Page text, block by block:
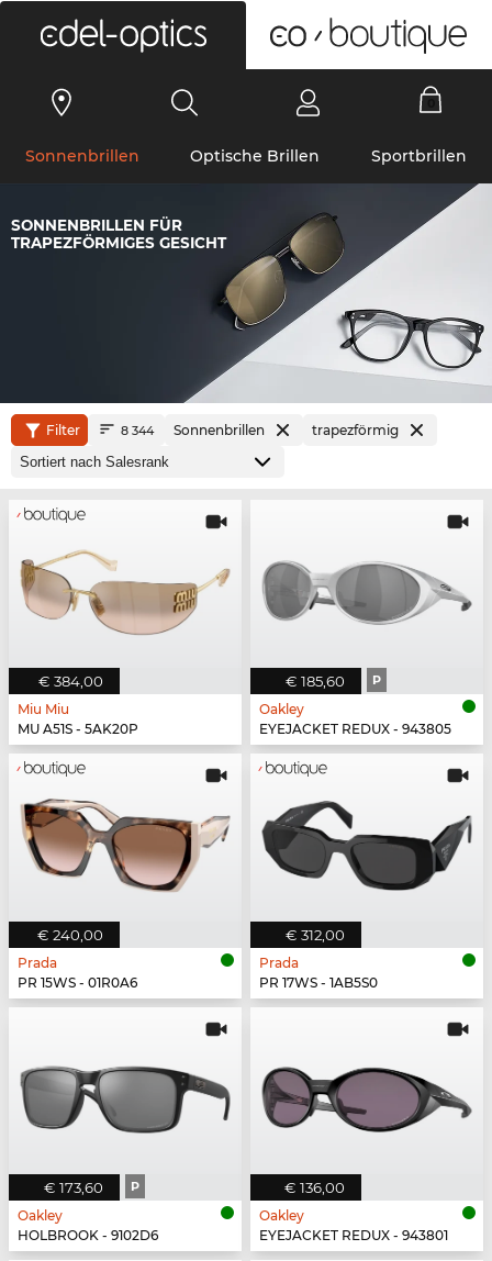
Sonnenbrillen Optische Brillen Sportbrillen
SONNENBRILLEN FÜR
TRAPEZFÖRMIGES GESICHT
Filter 8 344 Sonnenbrillen trapezförmig
€ 384,00
Miu Miu
MU A51S - 5AK20P
€ 185,60 P
Oakley
EYEJACKET REDUX - 943805
€ 240,00
Prada
PR 15WS - 01R0A6
€ 312,00
Prada
PR 17WS - 1AB5S0
€ 173,60 P
Oakley
HOLBROOK - 9102D6
€ 136,00
Oakley
EYEJACKET REDUX - 943801